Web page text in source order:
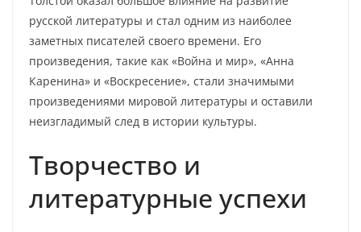
русской литературы и стал одним из наиболее
заметных писателей своего времени. Его
произведения, такие как «Война и мир», «Анна
Каренина» и «Воскресение», стали значимыми
произведениями мировой литературы и оставили
неизгладимый след в истории культуры.
Творчество и
литературные успехи